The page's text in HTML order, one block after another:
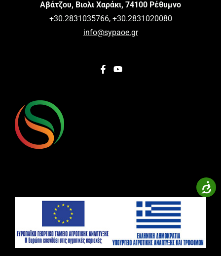
Αβάτζου, Βιολι Χαράκι, 74100 Ρέθυμνο
+30.2831035766, +30.2831020080
info@sypaoe.gr